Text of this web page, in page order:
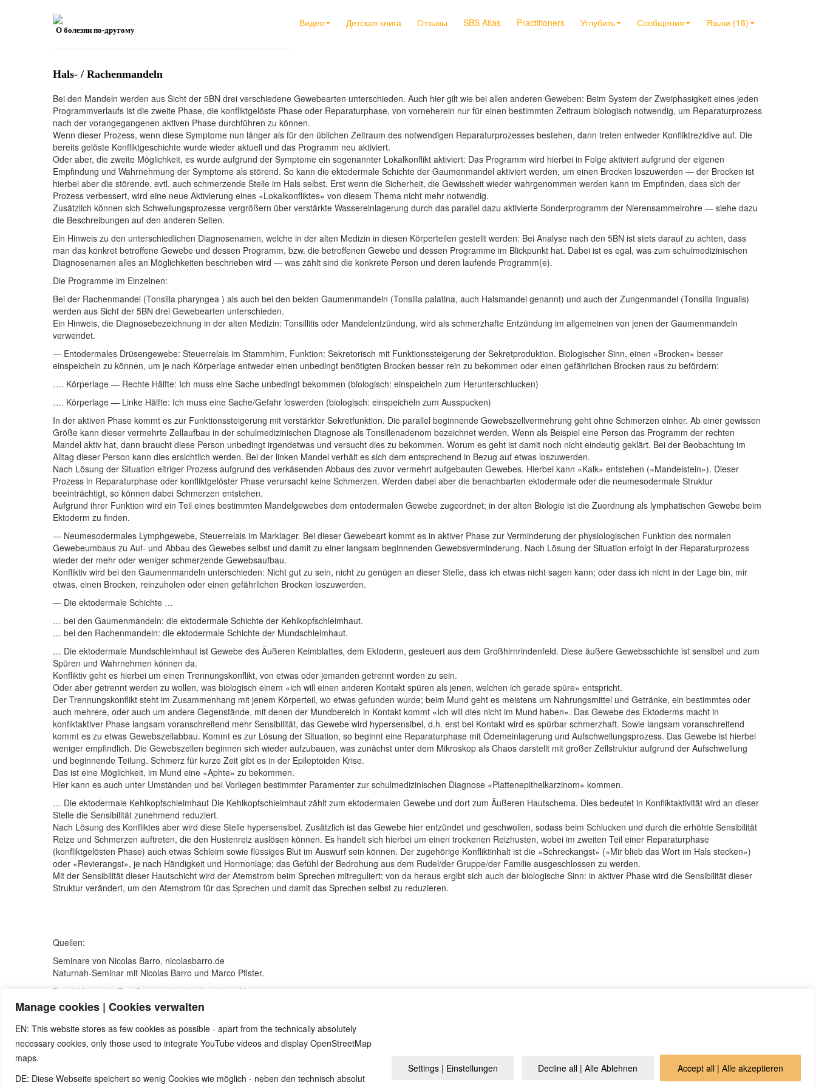
Manage cookies | Cookies verwalten
EN: This website stores as few cookies as possible - apart from the technically absolutely
necessary cookies, only those used to integrate YouTube videos and display OpenStreetMap
maps.
DE: Diese Webseite speichert so wenig Cookies wie möglich - neben den technisch absolut
Settings | Einstellungen Decline all | Alle Ablehnen Accept all | Alle akzeptieren
Видео Детская книга Отзывы SBS Atlas Practitioners Углубить Сообщения Языки (18)
О болезни по-другому
Hals- / Rachenmandeln
Bei den Mandeln werden aus Sicht der 5BN drei verschiedene Gewebearten unterschieden. Auch hier gilt wie bei allen anderen Geweben: Beim System der Zweiphasigkeit eines jeden
Programmverlaufs ist die zweite Phase, die konfliktgelöste Phase oder Reparaturphase, von vorneherein nur für einen bestimmten Zeitraum biologisch notwendig, um Reparaturprozess
nach der vorangegangenen aktiven Phase durchführen zu können.
Wenn dieser Prozess, wenn diese Symptome nun länger als für den üblichen Zeitraum des notwendigen Reparaturprozesses bestehen, dann treten entweder Konfliktrezidive auf. Die
bereits gelöste Konfliktgeschichte wurde wieder aktuell und das Programm neu aktiviert.
Oder aber, die zweite Möglichkeit, es wurde aufgrund der Symptome ein sogenannter Lokalkonflikt aktiviert: Das Programm wird hierbei in Folge aktiviert aufgrund der eigenen
Empfindung und Wahrnehmung der Symptome als störend. So kann die ektodermale Schichte der Gaumenmandel aktiviert werden, um einen Brocken loszuwerden — der Brocken ist
hierbei aber die störende, evtl. auch schmerzende Stelle im Hals selbst. Erst wenn die Sicherheit, die Gewissheit wieder wahrgenommen werden kann im Empfinden, dass sich der
Prozess verbessert, wird eine neue Aktivierung eines «Lokalkonfliktes» von diesem Thema nicht mehr notwendig.
Zusätzlich können sich Schwellungsprozesse vergrößern über verstärkte Wassereinlagerung durch das parallel dazu aktivierte Sonderprogramm der Nierensammelrohre — siehe dazu
die Beschreibungen auf den anderen Seiten.
Ein Hinweis zu den unterschiedlichen Diagnosenamen, welche in der alten Medizin in diesen Körperteilen gestellt werden: Bei Analyse nach den 5BN ist stets darauf zu achten, dass
man das konkret betroffene Gewebe und dessen Programm, bzw. die betroffenen Gewebe und dessen Programme im Blickpunkt hat. Dabei ist es egal, was zum schulmedizinischen
Diagnosenamen alles an Möglichkeiten beschrieben wird — was zählt sind die konkrete Person und deren laufende Programm(e).
Die Programme im Einzelnen:
Bei der Rachenmandel (Tonsilla pharyngea ) als auch bei den beiden Gaumenmandeln (Tonsilla palatina, auch Halsmandel genannt) und auch der Zungenmandel (Tonsilla lingualis)
werden aus Sicht der 5BN drei Gewebearten unterschieden.
Ein Hinweis, die Diagnosebezeichnung in der alten Medizin: Tonsillitis oder Mandelentzündung, wird als schmerzhafte Entzündung im allgemeinen von jenen der Gaumenmandeln
verwendet.
— Entodermales Drüsengewebe: Steuerrelais im Stammhirn, Funktion: Sekretorisch mit Funktionssteigerung der Sekretproduktion. Biologischer Sinn, einen «Brocken» besser
einspeicheln zu können, um je nach Körperlage entweder einen unbedingt benötigten Brocken besser rein zu bekommen oder einen gefährlichen Brocken raus zu befördern:
…. Körperlage — Rechte Hälfte: Ich muss eine Sache unbedingt bekommen (biologisch: einspeicheln zum Herunterschlucken)
…. Körperlage — Linke Hälfte: Ich muss eine Sache/Gefahr loswerden (biologisch: einspeicheln zum Ausspucken)
In der aktiven Phase kommt es zur Funktionssteigerung mit verstärkter Sekretfunktion. Die parallel beginnende Gewebszellvermehrung geht ohne Schmerzen einher. Ab einer gewissen
Größe kann dieser vermehrte Zellaufbau in der schulmedizinischen Diagnose als Tonsillenadenom bezeichnet werden. Wenn als Beispiel eine Person das Programm der rechten
Mandel aktiv hat, dann braucht diese Person unbedingt irgendetwas und versucht dies zu bekommen. Worum es geht ist damit noch nicht eindeutig geklärt. Bei der Beobachtung im
Alltag dieser Person kann dies ersichtlich werden. Bei der linken Mandel verhält es sich dem entsprechend in Bezug auf etwas loszuwerden.
Nach Lösung der Situation eitriger Prozess aufgrund des verkäsenden Abbaus des zuvor vermehrt aufgebauten Gewebes. Hierbei kann «Kalk» entstehen («Mandelstein»). Dieser
Prozess in Reparaturphase oder konfliktgelöster Phase verursacht keine Schmerzen. Werden dabei aber die benachbarten ektodermale oder die neumesodermale Struktur
beeinträchtigt, so können dabei Schmerzen entstehen.
Aufgrund ihrer Funktion wird ein Teil eines bestimmten Mandelgewebes dem entodermalen Gewebe zugeordnet; in der alten Biologie ist die Zuordnung als lymphatischen Gewebe beim
Ektoderm zu finden.
— Neumesodermales Lymphgewebe, Steuerrelais im Marklager. Bei dieser Gewebeart kommt es in aktiver Phase zur Verminderung der physiologischen Funktion des normalen
Gewebeumbaus zu Auf- und Abbau des Gewebes selbst und damit zu einer langsam beginnenden Gewebsverminderung. Nach Lösung der Situation erfolgt in der Reparaturprozess
wieder der mehr oder weniger schmerzende Gewebsaufbau.
Konfliktiv wird bei den Gaumenmandeln unterschieden: Nicht gut zu sein, nicht zu genügen an dieser Stelle, dass ich etwas nicht sagen kann; oder dass ich nicht in der Lage bin, mir
etwas, einen Brocken, reinzuholen oder einen gefährlichen Brocken loszuwerden.
— Die ektodermale Schichte …
… bei den Gaumenmandeln: die ektodermale Schichte der Kehlkopfschleimhaut.
… bei den Rachenmandeln: die ektodermale Schichte der Mundschleimhaut.
… Die ektodermale Mundschleimhaut ist Gewebe des Äußeren Keimblattes, dem Ektoderm, gesteuert aus dem Großhirnrindenfeld. Diese äußere Gewebsschichte ist sensibel und zum
Spüren und Wahrnehmen können da.
Konfliktiv geht es hierbei um einen Trennungskonflikt, von etwas oder jemanden getrennt worden zu sein.
Oder aber getrennt werden zu wollen, was biologisch einem «ich will einen anderen Kontakt spüren als jenen, welchen ich gerade spüre» entspricht.
Der Trennungskonflikt steht im Zusammenhang mit jenem Körperteil, wo etwas gefunden wurde; beim Mund geht es meistens um Nahrungsmittel und Getränke, ein bestimmtes oder
auch mehrere, oder auch um andere Gegenstände, mit denen der Mundbereich in Kontakt kommt «Ich will dies nicht im Mund haben». Das Gewebe des Ektoderms macht in
konfiktaktiver Phase langsam voranschreitend mehr Sensibilität, das Gewebe wird hypersensibel, d.h. erst bei Kontakt wird es spürbar schmerzhaft. Sowie langsam voranschreitend
kommt es zu etwas Gewebszellabbau. Kommt es zur Lösung der Situation, so beginnt eine Reparaturphase mit Ödemeinlagerung und Aufschwellungsprozess. Das Gewebe ist hierbei
weniger empfindlich. Die Gewebszellen beginnen sich wieder aufzubauen, was zunächst unter dem Mikroskop als Chaos darstellt mit großer Zellstruktur aufgrund der Aufschwellung
und beginnende Teilung. Schmerz für kurze Zeit gibt es in der Epileptoiden Krise.
Das ist eine Möglichkeit, im Mund eine «Aphte» zu bekommen.
Hier kann es auch unter Umständen und bei Vorliegen bestimmter Paramenter zur schulmedizinischen Diagnose «Plattenepithelkarzinom» kommen.
… Die ektodermale Kehlkopfschleimhaut Die Kehlkopfschleimhaut zählt zum ektodermalen Gewebe und dort zum Äußeren Hautschema. Dies bedeutet in Konfliktaktivität wird an dieser
Stelle die Sensibilität zunehmend reduziert.
Nach Lösung des Konfliktes aber wird diese Stelle hypersensibel. Zusätzlich ist das Gewebe hier entzündet und geschwollen, sodass beim Schlucken und durch die erhöhte Sensibilität
Reize und Schmerzen auftreten, die den Hustenreiz auslösen können. Es handelt sich hierbei um einen trockenen Reizhusten, wobei im zweiten Teil einer Reparaturphase
(konfliktgelösten Phase) auch etwas Schleim sowie flüssiges Blut im Auswurf sein können. Der zugehörige Konfliktinhalt ist die «Schreckangst» («Mir blieb das Wort im Hals stecken»)
oder «Revierangst», je nach Händigkeit und Hormonlage; das Gefühl der Bedrohung aus dem Rudel/der Gruppe/der Familie ausgeschlossen zu werden.
Mit der Sensibilität dieser Hautschicht wird der Atemstrom beim Sprechen mitreguliert; von da heraus ergibt sich auch der biologische Sinn: in aktiver Phase wird die Sensibilität dieser
Struktur verändert, um den Atemstrom für das Sprechen und damit das Sprechen selbst zu reduzieren.
Quellen:
Seminare von Nicolas Barro, nicolasbarro.de
Naturnah-Seminar mit Nicolas Barro und Marco Pfister.
David Münnich, „Das System der 5 biologischen Naturgesetze“.
Internetseite www.5bn.de.
Zur Einführung: Simona Cella, Marco Pfister, „Krankheit ist etwas anderes“, Einführungsbüchlein zu den fünf biologischen Naturgesetze des ital. Studienverbandes A.L.B.A. (heute: Ass.
Saluta Aktiva Onlus)
Обзор отпечаток Политика Конфиденциальности Cookie Policy (EU)